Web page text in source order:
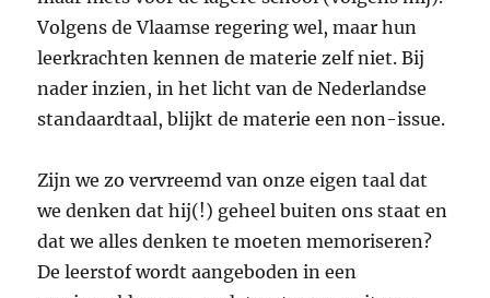
Volgens de Vlaamse regering wel, maar hun
leerkrachten kennen de materie zelf niet. Bij
nader inzien, in het licht van de Nederlandse
standaardtaal, blijkt de materie een non-issue.
Zijn we zo vervreemd van onze eigen taal dat
we denken dat hij(!) geheel buiten ons staat en
dat we alles denken te moeten memoriseren?
De leerstof wordt aangeboden in een